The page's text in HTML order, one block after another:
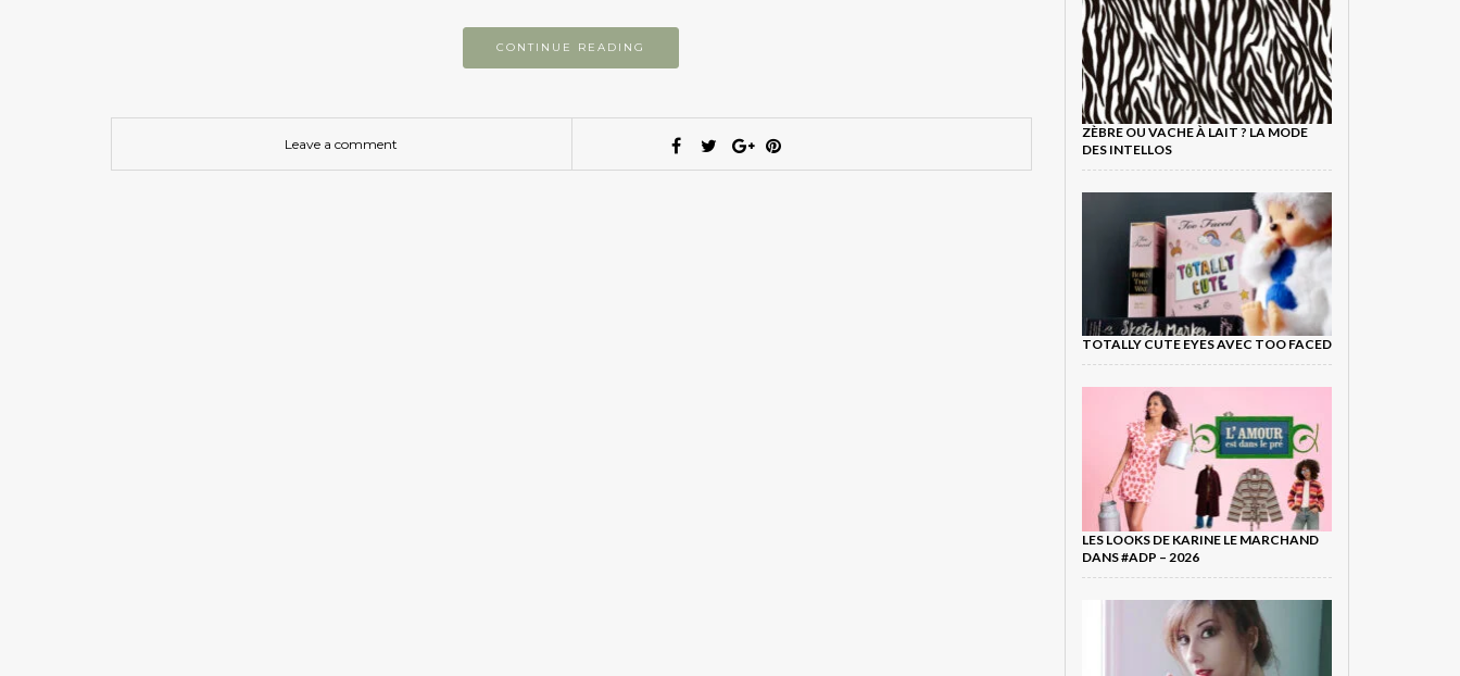
CONTINUE READING
Leave a comment
ZÈBRE OU VACHE À LAIT ? LA MODE
DES INTELLOS
TOTALLY CUTE EYES AVEC TOO FACED
LES LOOKS DE KARINE LE MARCHAND
DANS #ADP – 2026